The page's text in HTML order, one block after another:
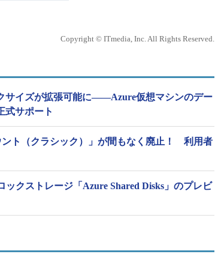
Copyright © ITmedia, Inc. All Rights Reserved.
サイズが拡張可能に――Azure仮想マシンのデー
式サポート
ント（クラシック）」が間もなく廃止！ 利用者
ックストレージ「Azure Shared Disks」のプレビ